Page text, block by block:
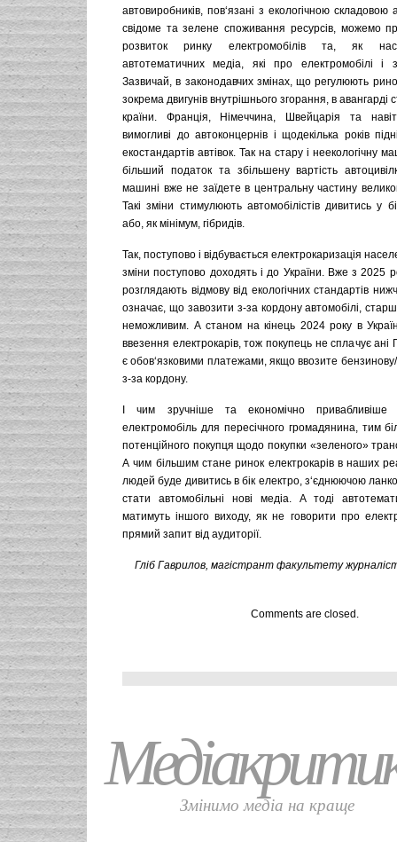
автовиробників, пов‘язані з екологічною складовою
свідоме та зелене споживання ресурсів, можемо
розвиток ринку електромобілів та, як
автотематичних медіа, які про електромобілі і
Зазвичай, в законодавчих змінах, що регулюють
зокрема двигунів внутрішнього згорання, в авангарді
країни. Франція, Німеччина, Швейцарія та
вимогливі до автоконцернів і щодекілька років
екостандартів автівок. Так на стару і неекологічну
більший податок та збільшену вартість
машині вже не заїдете в центральну частину
Такі зміни стимулюють автомобілістів дивитись у
або, як мінімум, гібридів.
Так, поступово і відбувається електрокаризація
зміни поступово доходять і до України. Вже з 2025
розглядають відмову від екологічних стандартів
означає, що завозити з-за кордону автомобілі,
неможливим. А станом на кінець 2024 року в
ввезення електрокарів, тож покупець не сплачує ані
є обов‘язковими платежами, якщо ввозите
з-за кордону.
І чим зручніше та економічно привабливіше
електромобіль для пересічного громадянина, тим
потенційного покупця щодо покупки «зеленого»
А чим більшим стане ринок електрокарів в наших
людей буде дивитись в бік електро, з‘єднюючою
стати автомобільні нові медіа. А тоді
матимуть іншого виходу, як не говорити про
прямий запит від аудиторії.
Гліб Гаврилов, магістрант факультету
Comments are closed.
Змінимо медіа на краще